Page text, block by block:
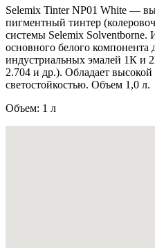
Selemix Tinter NP01 White —
пигментный тинтер
системы Selemix Solventborne.
основного белого компонента
индустриальных эмалей 1К и
2.704 и др.). Обладает
светостойкостью. Объем 1,0 л.
Объем: 1 л